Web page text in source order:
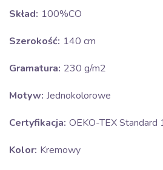
Skład: 100%CO
Szerokość: 140 cm
Gramatura: 230 g/m2
Motyw: Jednokolorowe
Certyfikacja: OEKO-TEX Standard
Kolor: Kremowy